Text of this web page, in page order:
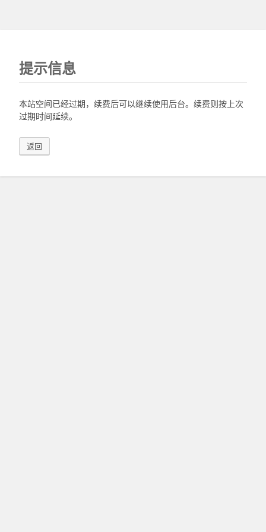
提示信息
本站空间已经过期，续费后可以继续使用后台。续费则按上次
过期时间延续。
返回